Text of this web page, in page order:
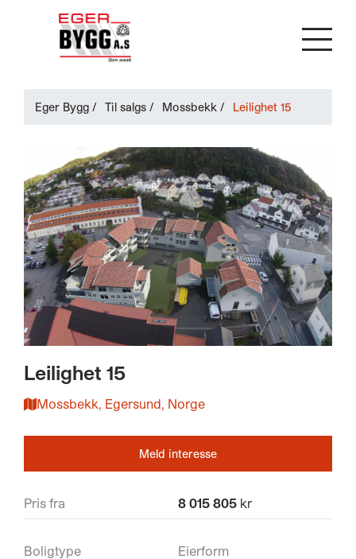
Eger Bygg / Til salgs / Mossbekk / Leilighet 15
Leilighet 15
Mossbekk, Egersund, Norge
Meld interesse
Pris fra 8 015 805 kr
Boligtype
Eierform